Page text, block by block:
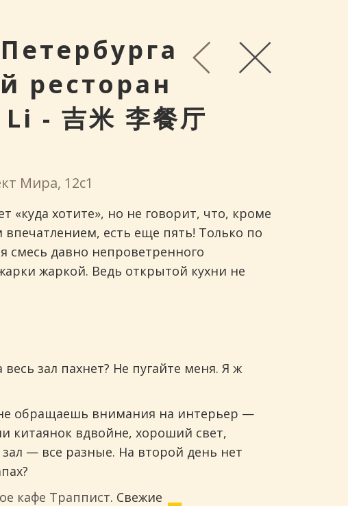
ресторан
- 吉米 李餐厅
Мира, 12с1
«куда хотите», но не говорит, что, кроме
есть еще пять! Только по
смесь давно непроветренного
жаркой. Ведь открытой кухни не
зал пахнет? Не пугайте меня. Я ж
не обращаешь внимания на интерьер —
китаянок вдвойне, хороший свет,
— все разные. На второй день нет
кафе Траппист. Свежие